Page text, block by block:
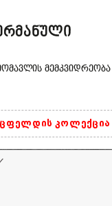
კოლექცია